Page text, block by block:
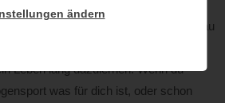
– klingt einfach, oder? Und genau
am Bogenschießen: Man kann sofort
Leben lang dazulernen. Wenn du
was für dich ist, oder schon
ändern